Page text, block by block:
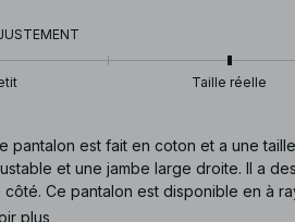
Taille réelle
pantalon est fait en coton et a une
et une jambe large droite. Il a
côté. Ce pantalon est disponible en à
plus